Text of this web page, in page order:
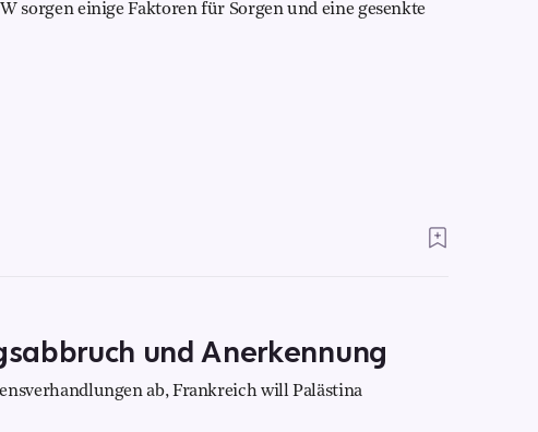
sorgen einige Faktoren für Sorgen und eine gesenkte
und Anerkennung
ab, Frankreich will Palästina